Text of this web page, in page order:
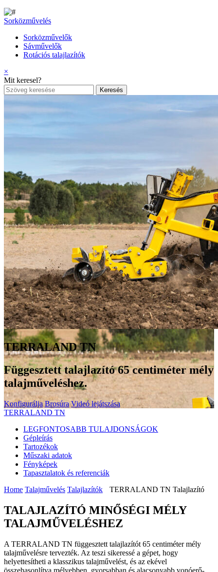
Sorközművelés
Sorközművelők
Sávművelők
Rotációs talajlazítók
×
Mit keresel?
TERRALAND TN
Függesztett talajlazító 65 centiméter mély
talajműveléshez.
Konfigurálja Brosúra Videó lejátszása
TERRALAND TN
LEGFONTOSABB TULAJDONSÁGOK
Gépleírás
Tartozékok
Műszaki adatok
Fényképek
Tapasztalatok és referenciák
Home Talajművelés Talajlazítók TERRALAND TN Talajlazító
TALAJLAZÍTÓ MINŐSÉGI MÉLY
TALAJMŰVELÉSHEZ
A TERRALAND TN függesztett talajlazítót 65 centiméter mély
talajművelésre tervezték. Az teszi sikeressé a gépet, hogy
helyettesítheti a klasszikus talajművelést, és az ekével
összehasonlítva mélyebben, gyorsabban és alacsonyabb vonóerő-